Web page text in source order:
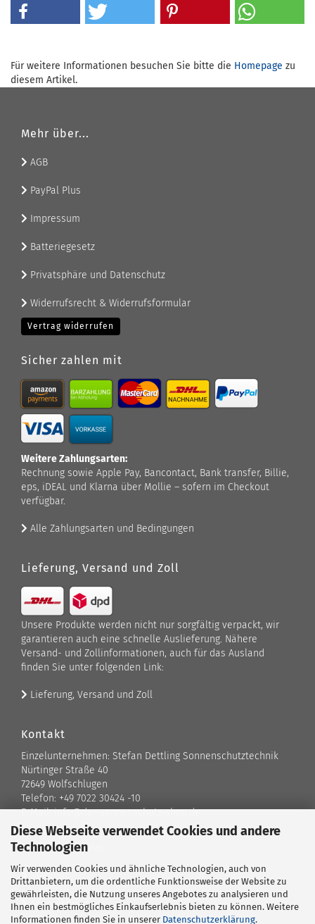
Diese Webseite verwendet Cookies und andere
Technologien
Wir verwenden Cookies und ähnliche Technologien, auch von
Drittanbietern, um die ordentliche Funktionsweise der Website zu
gewährleisten, die Nutzung unseres Angebotes zu analysieren und
Ihnen ein bestmögliches Einkaufserlebnis bieten zu können. Weitere
Informationen finden Sie in unserer Datenschutzerklärung.
Für weitere Informationen besuchen Sie bitte die Homepage zu
diesem Artikel.
Mehr über...
AGB
PayPal Plus
Impressum
Batteriegesetz
Privatsphäre und Datenschutz
Widerrufsrecht & Widerrufsformular
Vertrag widerrufen
Sicher zahlen mit
Weitere Zahlungsarten:
Rechnung sowie Apple Pay, Bancontact, Bank transfer, Billie,
eps, iDEAL und Klarna über Mollie – sofern im Checkout
verfügbar.
Alle Zahlungsarten und Bedingungen
Lieferung, Versand und Zoll
Unsere Produkte werden nicht nur sorgfältig verpackt, wir
garantieren auch eine schnelle Auslieferung. Nähere
Versand- und Zollinformationen, auch für das Ausland
finden Sie unter folgenden Link:
Lieferung, Versand und Zoll
Kontakt
Einzelunternehmen: Stefan Dettling Sonnenschutztechnik
Nürtinger Straße 40
72649 Wolfschlugen
Telefon: +49 7022 30424 -10
E-Mail: info@der-sonnenschutz-shop.de
Kontaktformular
Standort
Ansprechpartner